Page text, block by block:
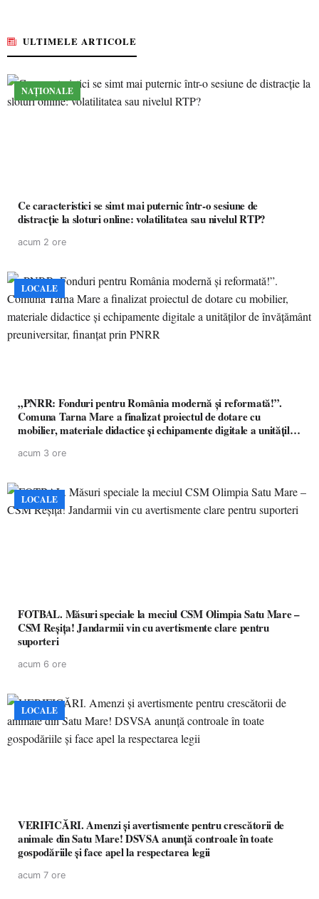
ULTIMELE ARTICOLE
NAȚIONALE
Ce caracteristici se simt mai puternic într-o sesiune de
distracție la sloturi online: volatilitatea sau nivelul RTP?
acum 2 ore
LOCALE
„PNRR: Fonduri pentru România modernă și reformată!”.
Comuna Tarna Mare a finalizat proiectul de dotare cu
mobilier, materiale didactice și echipamente digitale a unităților
acum 3 ore
LOCALE
FOTBAL. Măsuri speciale la meciul CSM Olimpia Satu Mare –
CSM Reșița! Jandarmii vin cu avertismente clare pentru
suporteri
acum 6 ore
LOCALE
VERIFICĂRI. Amenzi și avertismente pentru crescătorii de
animale din Satu Mare! DSVSA anunță controale în toate
gospodăriile și face apel la respectarea legii
acum 7 ore